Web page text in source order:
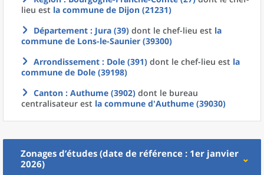
lieu est la commune de Dijon (21231)
Département : Jura (39) dont le chef-lieu est la
commune de Lons-le-Saunier (39300)
Arrondissement : Dole (391) dont le chef-lieu est la
commune de Dole (39198)
Canton : Authume (3902) dont le bureau
centralisateur est la commune d'Authume (39030)
Zonages d’études (date de référence : 1er janvier
2026)